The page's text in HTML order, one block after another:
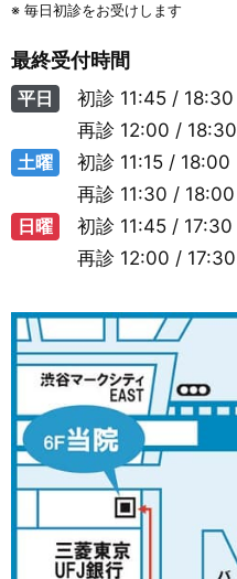
※ 毎日初診をお受けします
最終受付時間
平日 初診 11:45 / 18:30
再診 12:00 / 18:30
土曜
初診 11:15 / 18:00
再診 11:30 / 18:00
日曜
初診 11:45 / 17:30
再診 12:00 / 17:30